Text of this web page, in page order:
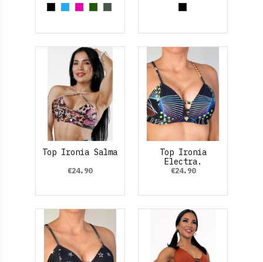
BlackAzul claro
FucsiaVerde oscuro
Verde Oliva Black
Top Ironia Salma
€24.90
Top Ironia
Electra.
€24.90